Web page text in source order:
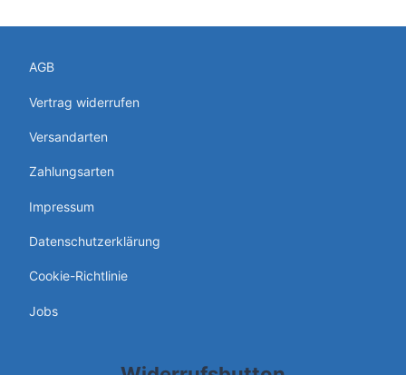
AGB
Vertrag widerrufen
Versandarten
Zahlungsarten
Impressum
Datenschutzerklärung
Cookie-Richtlinie
Jobs